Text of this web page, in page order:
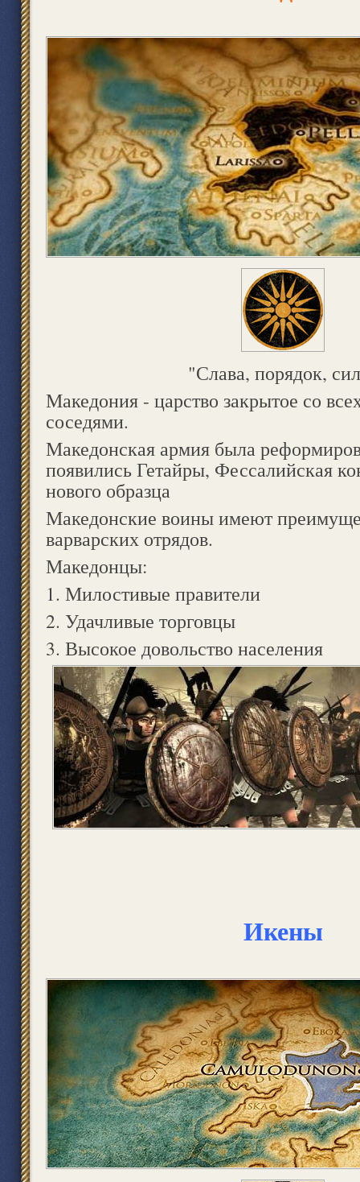
"Слава, порядок,
Македония - царство закрытое со
соседями.
Македонская армия была
появились Гетайры, Фессалийская
нового образца
Македонские воины имеют
варварских отрядов.
Македонцы:
1. Милостивые правители
2. Удачливые торговцы
3. Высокое довольство населения
Икены